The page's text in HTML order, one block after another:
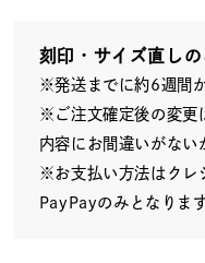
送
刻印・サイズ直しの
※発送までに約6週間
※ご注文確定後の変更
内容にお間違いがない
※お支払い方法はクレ
PayPayのみとなります